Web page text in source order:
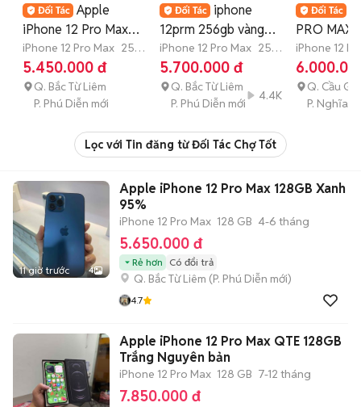
Apple
iPhone 12 Pro Max
256GB
iPhone 12 Pro Max 256
GB
5.450.000 đ
Q. Bắc Từ Liêm
P. Phú Diễn mới
iphone
12prm 256gb vàng
good
iPhone 12 Pro Max 256
GB 4-6 tháng
5.700.000 đ
Q. Bắc Từ Liêm
P. Phú Diễn mới
4.4K
PRO MAX
.KHÔNG
ẢO
iPhone 12
GB Còn
Q. Cầu
P. Nghĩa
Lọc với Tin đăng từ Đối Tác Chợ Tốt
11 giờ trước 4
Apple iPhone 12 Pro Max 128GB Xanh
95%
iPhone 12 Pro Max 128 GB 4-6 tháng
5.650.000 đ
Rẻ hơn Có đổi trả
Q. Bắc Từ Liêm (P. Phú Diễn mới)
4.7
Apple iPhone 12 Pro Max QTE 128GB
Trắng Nguyên bản
iPhone 12 Pro Max 128 GB 7-12 tháng
7.850.000 đ